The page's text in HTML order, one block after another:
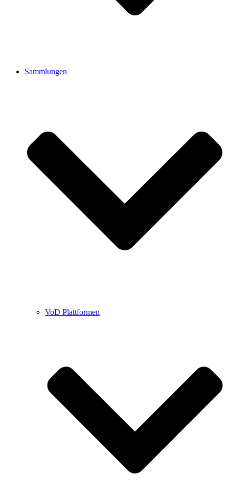
Sammlungen
VoD Plattformen